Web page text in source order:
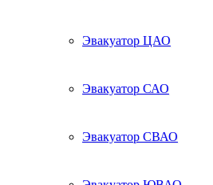
Эвакуатор ЦАО
Эвакуатор САО
Эвакуатор СВАО